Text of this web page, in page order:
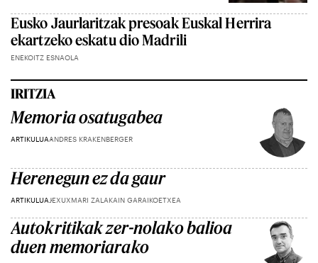
Eusko Jaurlaritzak presoak Euskal Herrira
ekartzeko eskatu dio Madrili
ENEKOITZ ESNAOLA
IRITZIA
Memoria osatugabea
ARTIKULUAANDRES KRAKENBERGER
Herenegun ez da gaur
ARTIKULUA JEXUXMARI ZALAKAIN GARAIKOETXEA
Autokritikak zer-nolako balioa
duen memoriarako